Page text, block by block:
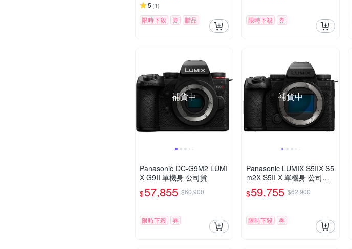
5 (1)
限時下殺 券 贈品 限時下殺 券
補貨中
Panasonic DC-G9M2 LUMI
X G9II 單機身 公司貨
$57,855 $60,900
限時下殺 券
補貨中
Panasonic LUMIX S5IIX S5
m2X S5II X 單機身 公司貨
DC-S5M2X
$59,755 $62,900
限時下殺 券